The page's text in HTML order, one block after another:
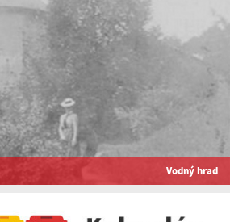
Vodný hrad